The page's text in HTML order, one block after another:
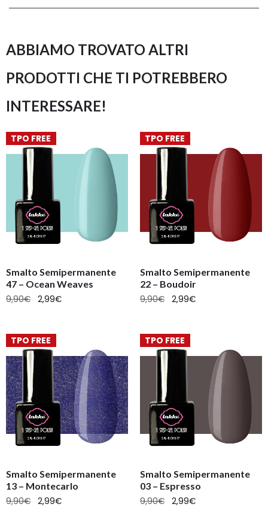
ABBIAMO TROVATO ALTRI
PRODOTTI CHE TI POTREBBERO
INTERESSARE!
TPO FREE
Smalto Semipermanente
47 – Ocean Weaves
9,90€ 2,99€
TPO FREE
Smalto Semipermanente
22 – Boudoir
9,90€ 2,99€
TPO FREE
Smalto Semipermanente
13 – Montecarlo
9,90€ 2,99€
TPO FREE
Smalto Semipermanente
03 – Espresso
9,90€ 2,99€